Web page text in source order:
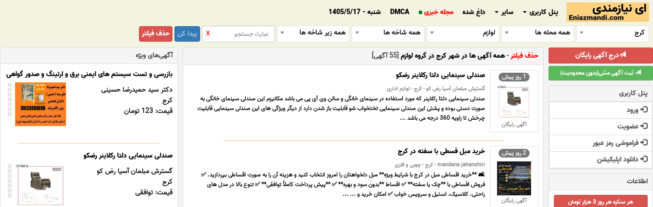
پنل کاربری سایر داغ شده مجله خبری DMCA
شنبه - 1405/5/17
کرج
همه محله ها لوازم همه شاخه ها همه زیر شاخه ها X پیدا کن
حذف فیلتر
حذف فیلتر-همه آگهی ها در شهر کرج در گروه لوازم [55 آگهی]
1 روز پیش
آگهی رایگان
صندلی سینمایی دلتا رکلاینر رضکو
گسترش مبلمان آسیا رض کو - کرج - لوازم اداری
صندلی سینمایی دلتا رکلاینر که مورد استفاده در سینمای خانگی و سالن وی آی پی می باشد مکانیزم این صندلی سینمای خانگی به
صورت دستی بوده و پشتی این صندلی سینمایی تختخواب شو قابلیت باز شدن دارد از دیگر ویژگی های این صندلی سینمایی قابلیت
چرخش تا زاویه 360 درجه می باشد ...
2 روز پیش
آگهی رایگان
خرید مبل قسطی با سفته در کرج
mandana jahanshiri - کرج - چوبی و فلزی
🛋️ **خرید اقساطی مبل در کرج با شرایط ویژه** مبل دلخواهتان را امروز انتخاب کنید و هزینه آن را به صورت اقساطی بپردازید. ✅
فروش اقساطی با **چک یا سفته** ✅ اقساط **بدون سود و بهره** ✅ **پیش پرداخت کاملاً توافقی** ✅ تنوع بالا در مدل های
راحتی، کلاسیک، استیل و سرویس خواب ✅ امکان خرید و ... ...
آگهی‌های ویژه
بازرسی و تست سیستم های ایمنی برق و ارتینگ و صدور گواهی
دکتر سید حمیدرضا حسینی
کرج
قیمت: 123 تومان
صندلی سینمایی دلتا رکلاینر رضکو
گسترش مبلمان آسیا رض کو
کرج
قیمت: توافقی
درج آگهی رایگان
ثبت آگهی متنی(بدون محدودیت)
پنل کاربری
ورود
عضویت
فراموشی رمز عبور
دانلود اپلیکیشن
اطلاعات
هر ستاره هر روز 3 هزار تومان